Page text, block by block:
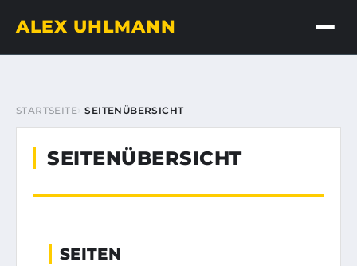
ALEX UHLMANN
STARTSEITE SEITENÜBERSICHT
SEITENÜBERSICHT
SEITEN